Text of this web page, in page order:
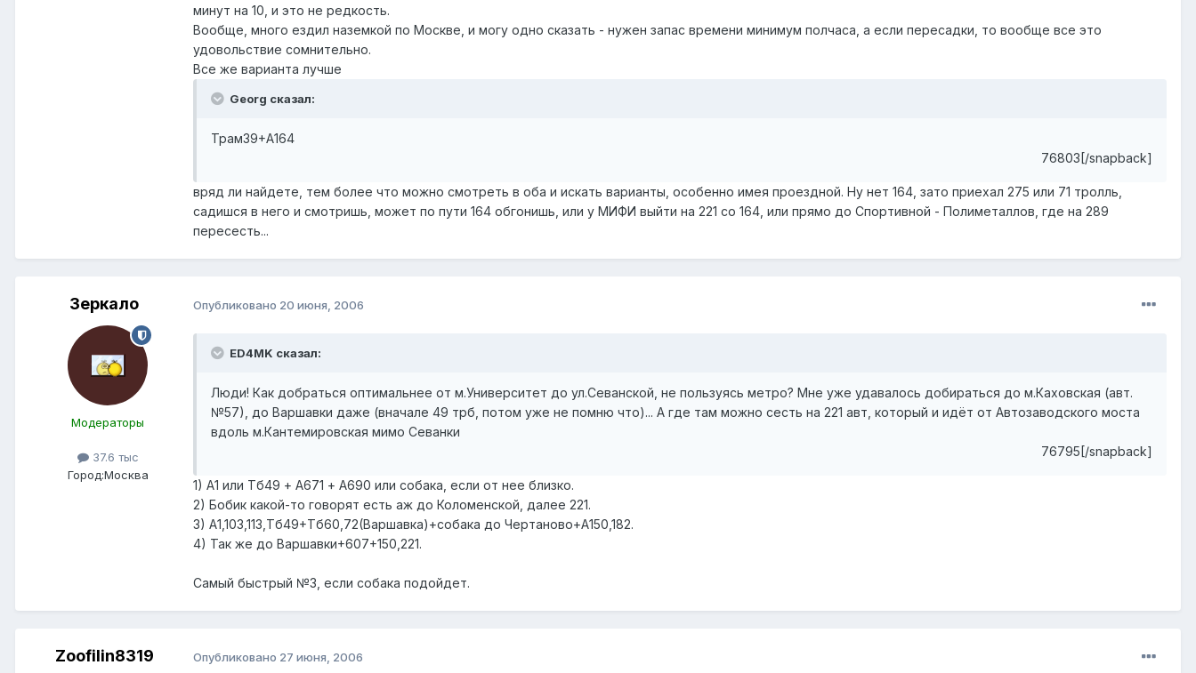
минут на 10, и это не редкость.
Вообще, много ездил наземкой по Москве, и могу одно сказать - нужен запас времени минимум полчаса, а если пересадки, то вообще все это
удовольствие сомнительно.
Все же варианта лучше
Georg сказал:
Трам39+А164
76803[/snapback]
вряд ли найдете, тем более что можно смотреть в оба и искать варианты, особенно имея проездной. Ну нет 164, зато приехал 275 или 71 тролль,
садишся в него и смотришь, может по пути 164 обгонишь, или у МИФИ выйти на 221 со 164, или прямо до Спортивной - Полиметаллов, где на 289
пересесть...
Зеркало
Модераторы
37.6 тыс
Город:Москва
Опубликовано 20 июня, 2006
ED4MK сказал:
Люди! Как добраться оптимальнее от м.Университет до ул.Севанской, не пользуясь метро? Мне уже удавалось добираться до м.Каховская (авт.
№57), до Варшавки даже (вначале 49 трб, потом уже не помню что)... А где там можно сесть на 221 авт, который и идёт от Автозаводского моста
вдоль м.Кантемировская мимо Севанки
76795[/snapback]
1) А1 или Тб49 + А671 + А690 или собака, если от нее близко.
2) Бобик какой-то говорят есть аж до Коломенской, далее 221.
3) А1,103,113,Тб49+Тб60,72(Варшавка)+собака до Чертаново+А150,182.
4) Так же до Варшавки+607+150,221.
Самый быстрый №3, если собака подойдет.
Zoofilin8319 Опубликовано 27 июня, 2006